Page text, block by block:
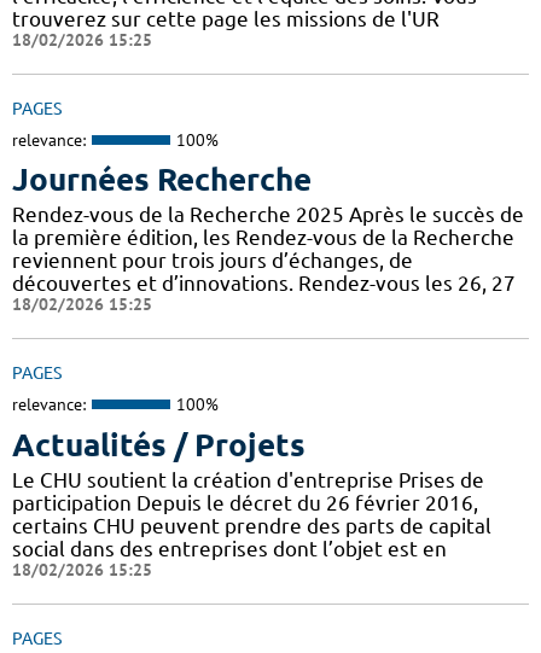
trouverez sur cette page les missions de l'UR
18/02/2026 15:25
PAGES
relevance: 100%
Journées Recherche
Rendez-vous de la Recherche 2025 Après le succès de
la première édition, les Rendez-vous de la Recherche
reviennent pour trois jours d’échanges, de
découvertes et d’innovations. Rendez-vous les 26, 27
18/02/2026 15:25
PAGES
relevance: 100%
Actualités / Projets
Le CHU soutient la création d'entreprise Prises de
participation Depuis le décret du 26 février 2016,
certains CHU peuvent prendre des parts de capital
social dans des entreprises dont l’objet est en
18/02/2026 15:25
PAGES